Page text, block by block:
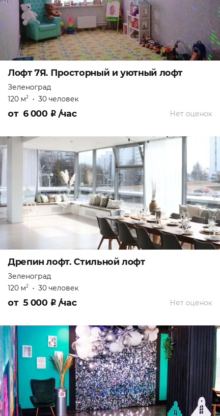
Лофт 7Я. Просторный и уютный лофт
Зеленоград
120 м2 • 30 человек
Нет оценок
от 6 000 ₽ /час
Дрепин лофт. Стильной лофт
Зеленоград
120 м2 • 30 человек
Нет оценок
от 5 000 ₽ /час